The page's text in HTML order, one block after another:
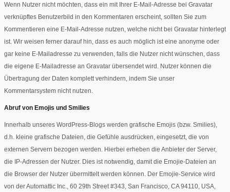
Wenn Nutzer nicht möchten, dass ein mit Ihrer E-Mail-Adresse bei Gravatar
verknüpftes Benutzerbild in den Kommentaren erscheint, sollten Sie zum
Kommentieren eine E-Mail-Adresse nutzen, welche nicht bei Gravatar hinterlegt
ist. Wir weisen ferner darauf hin, dass es auch möglich ist eine anonyme oder
gar keine E-Mailadresse zu verwenden, falls die Nutzer nicht wünschen, dass
die eigene E-Mailadresse an Gravatar übersendet wird. Nutzer können die
Übertragung der Daten komplett verhindern, indem Sie unser
Kommentarsystem nicht nutzen.
Abruf von Emojis und Smilies
Innerhalb unseres WordPress-Blogs werden grafische Emojis (bzw. Smilies),
d.h. kleine grafische Dateien, die Gefühle ausdrücken, eingesetzt, die von
externen Servern bezogen werden. Hierbei erheben die Anbieter der Server,
die IP-Adressen der Nutzer. Dies ist notwendig, damit die Emojie-Dateien an
die Browser der Nutzer übermittelt werden können. Der Emojie-Service wird
von der Automattic Inc., 60 29th Street #343, San Francisco, CA 94110, USA,